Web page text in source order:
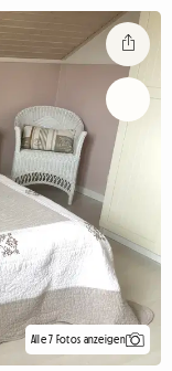
Alle 7 Fotos anzeigen